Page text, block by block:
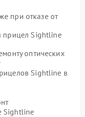
при отказе от
прицел Sightline
оптических
Sightline в
Sightline